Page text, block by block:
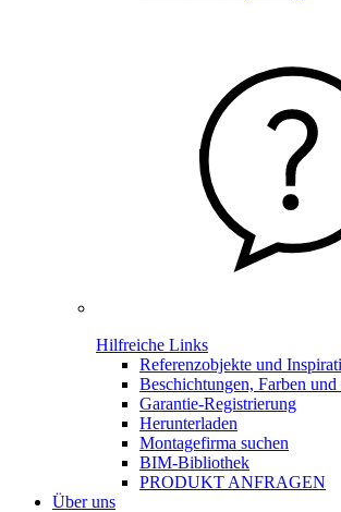
Hilfreiche Links
Referenzobjekte und
Beschichtungen, Farben und
Garantie-Registrierung
Herunterladen
Montagefirma suchen
BIM-Bibliothek
PRODUKT ANFRAGEN
Über uns